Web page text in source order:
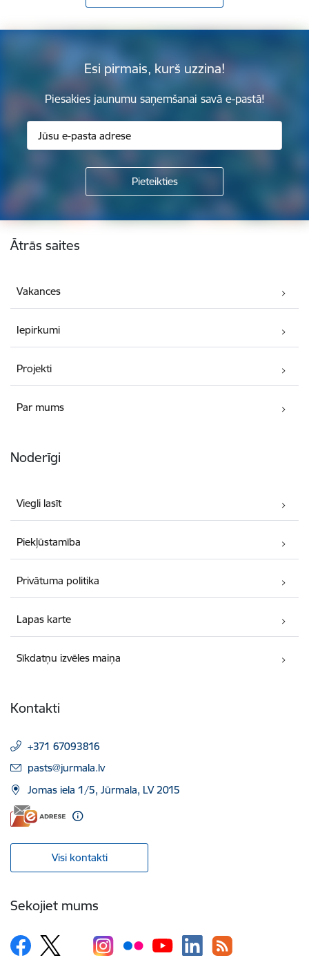
Esi pirmais, kurš uzzina!
Piesakies jaunumu saņemšanai savā e-pastā!
Kājene
Ātrās saites
Vakances
Iepirkumi
Projekti
Par mums
Noderīgi
Viegli lasīt
Piekļūstamība
Privātuma politika
Lapas karte
Sīkdatņu izvēles maiņa
Kontakti
+371 67093816
E-pasts:
pasts@jurmala.lv
Jomas iela 1/5, Jūrmala, LV 2015
Visi kontakti
Sekojiet mums